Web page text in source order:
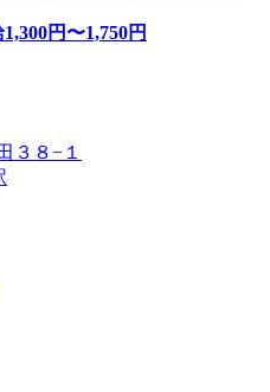
1,300円〜1,750円
３８−１